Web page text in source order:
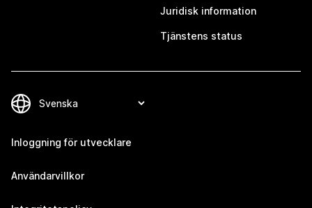
Juridisk information
Tjänstens status
Inloggning för utvecklare
Användarvillkor